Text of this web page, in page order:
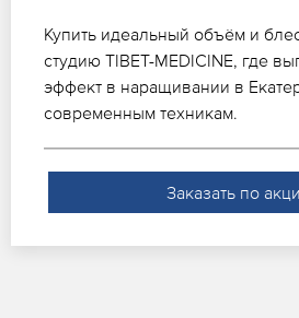
Купить идеальный объём и
студию TIBET-MEDICINE, где
эффект в наращивании в
современным техникам.
Заказать по